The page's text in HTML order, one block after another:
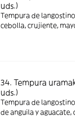
uds.)
Tempura de
cebolla, crujiente,
34. Tempura
uds.)
Tempura de
de anguila y aguacate,